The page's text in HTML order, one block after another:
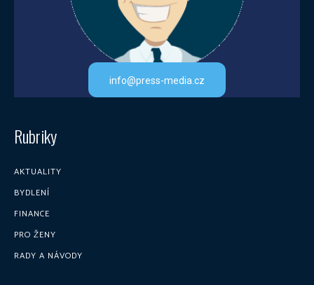
info@press-media.cz
Rubriky
AKTUALITY
BYDLENÍ
FINANCE
PRO ŽENY
RADY A NÁVODY